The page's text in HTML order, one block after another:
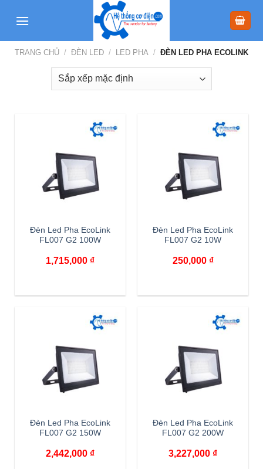
TRANG CHỦ / ĐÈN LED / LED PHA / ĐÈN LED PHA ECOLINK
Đèn Led Pha EcoLink
FL007 G2 100W
1,715,000 ₫
Đèn Led Pha EcoLink
FL007 G2 10W
250,000 ₫
Đèn Led Pha EcoLink
FL007 G2 150W
2,442,000 ₫
Đèn Led Pha EcoLink
FL007 G2 200W
3,227,000 ₫